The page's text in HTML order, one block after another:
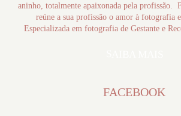
aninho, totalmente apaixonada pela profissão.
reúne a sua profissão o amor à fotografia
Especializada em fotografia de Gestante e
FACEBOOK